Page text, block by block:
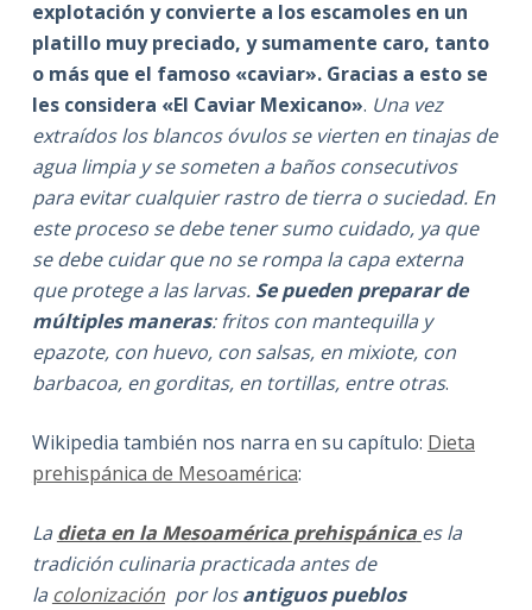
explotación y convierte a los escamoles en un
platillo muy preciado, y sumamente caro, tanto
o más que el famoso «caviar». Gracias a esto se
les considera «El Caviar Mexicano». Una vez
extraídos los blancos óvulos se vierten en tinajas de
agua limpia y se someten a baños consecutivos
para evitar cualquier rastro de tierra o suciedad. En
este proceso se debe tener sumo cuidado, ya que
se debe cuidar que no se rompa la capa externa
que protege a las larvas. Se pueden preparar de
múltiples maneras: fritos con mantequilla y
epazote, con huevo, con salsas, en mixiote, con
barbacoa, en gorditas, en tortillas, entre otras.
Wikipedia también nos narra en su capítulo: Dieta
prehispánica de Mesoamérica:
La dieta en la Mesoamérica prehispánica es la
tradición culinaria practicada antes de
la colonizaciónpor losantiguos pueblos